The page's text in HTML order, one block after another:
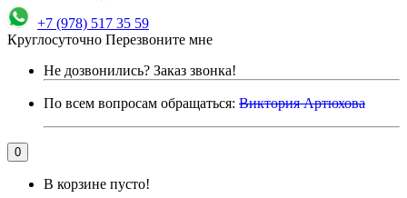
+7 (978) 517 35 59
Круглосуточно Перезвоните мне
Не дозвонились? Заказ звонка!
По всем вопросам обращаться: Виктория Артюхова
0
В корзине пусто!